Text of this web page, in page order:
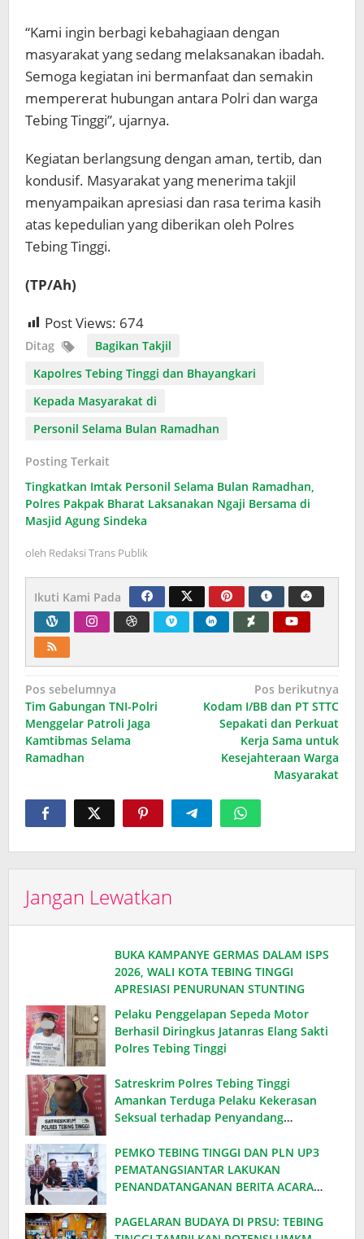
“Kami ingin berbagi kebahagiaan dengan
masyarakat yang sedang melaksanakan ibadah.
Semoga kegiatan ini bermanfaat dan semakin
mempererat hubungan antara Polri dan warga
Tebing Tinggi”, ujarnya.
Kegiatan berlangsung dengan aman, tertib, dan
kondusif. Masyarakat yang menerima takjil
menyampaikan apresiasi dan rasa terima kasih
atas kepedulian yang diberikan oleh Polres
Tebing Tinggi.
(TP/Ah)
Post Views: 674
Ditag
Bagikan Takjil
Kapolres Tebing Tinggi dan Bhayangkari
Kepada Masyarakat di
Personil Selama Bulan Ramadhan
Posting Terkait
Tingkatkan Imtak Personil Selama Bulan Ramadhan,
Polres Pakpak Bharat Laksanakan Ngaji Bersama di
Masjid Agung Sindeka
oleh Redaksi Trans Publik
Ikuti Kami Pada
Navigasi
pos
Pos sebelumnya
Tim Gabungan TNI-Polri
Menggelar Patroli Jaga
Kamtibmas Selama
Ramadhan
Pos berikutnya
Kodam I/BB dan PT STTC
Sepakati dan Perkuat
Kerja Sama untuk
Kesejahteraan Warga
Masyarakat
Jangan Lewatkan
BUKA KAMPANYE GERMAS DALAM ISPS
2026, WALI KOTA TEBING TINGGI
APRESIASI PENURUNAN STUNTING
Pelaku Penggelapan Sepeda Motor
Berhasil Diringkus Jatanras Elang Sakti
Polres Tebing Tinggi
Satreskrim Polres Tebing Tinggi
Amankan Terduga Pelaku Kekerasan
Seksual terhadap Penyandang
PEMKO TEBING TINGGI DAN PLN UP3
PEMATANGSIANTAR LAKUKAN
PENANDATANGANAN BERITA ACARA
RATUSAN JUTA PER BULAN
PAGELARAN BUDAYA DI PRSU: TEBING